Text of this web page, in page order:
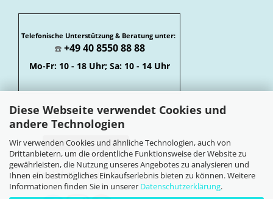
Diese Webseite verwendet Cookies und
andere Technologien
Wir verwenden Cookies und ähnliche Technologien, auch von
Drittanbietern, um die ordentliche Funktionsweise der Website zu
gewährleisten, die Nutzung unseres Angebotes zu analysieren und
Ihnen ein bestmögliches Einkaufserlebnis bieten zu können. Weitere
Informationen finden Sie in unserer Datenschutzerklärung.
Telefonische Unterstützung & Beratung unter:
☎️ +49 40 8550 88 88
Mo-Fr: 10 - 18 Uhr; Sa: 10 - 14 Uhr
Vertrag widerrufen
Widerrufsbelehrung
Soziale Netzwerke